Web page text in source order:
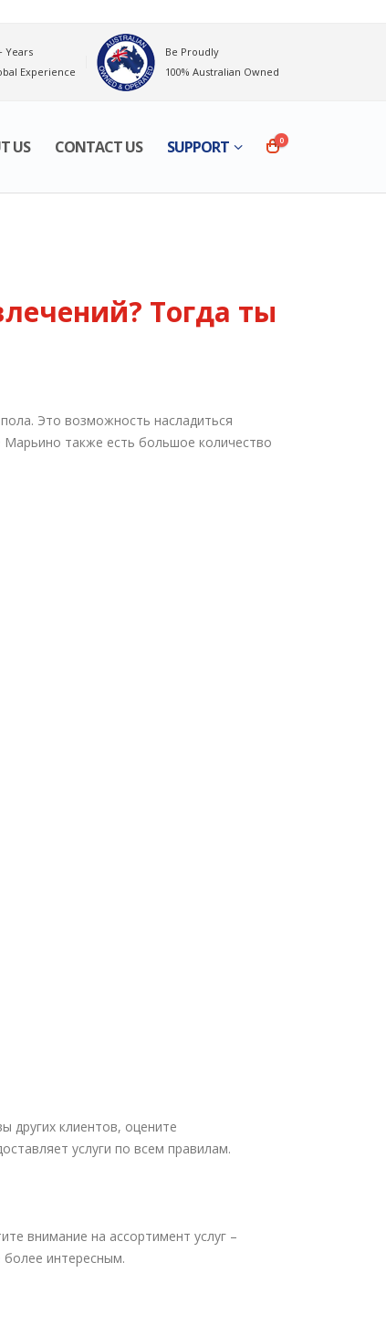
Years
Experience
Be Proudly
100% Australian Owned
US CONTACT US SUPPORT 0
Тогда ты
Это возможность насладиться
Марьино также есть большое количество
других клиентов, оцените
услуги по всем правилам.
внимание на ассортимент услуг –
интересным.